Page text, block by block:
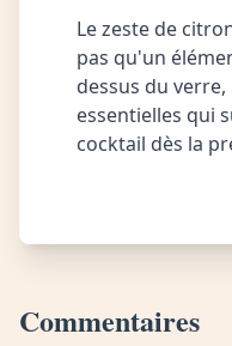
Le zeste de
pas qu'un
dessus du
essentielles qui
cocktail dès la
Commentaires